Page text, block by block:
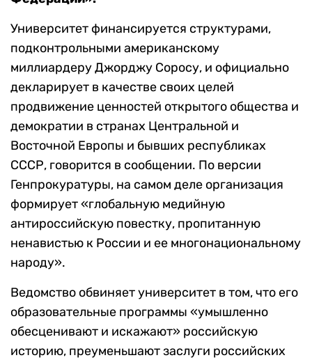
Университет финансируется структурами,
подконтрольными американскому
миллиардеру Джорджу Соросу, и официально
декларирует в качестве своих целей
продвижение ценностей открытого общества и
демократии в странах Центральной и
Восточной Европы и бывших республиках
СССР, говорится в сообщении. По версии
Генпрокуратуры, на самом деле организация
формирует «глобальную медийную
антироссийскую повестку, пропитанную
ненавистью к России и ее многонациональному
народу».
Ведомство обвиняет университет в том, что его
образовательные программы «умышленно
обесценивают и искажают» российскую
историю, преуменьшают заслуги российских